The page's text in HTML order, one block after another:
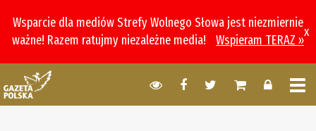
Wsparcie dla mediów Strefy Wolnego Słowa jest niezmiernie
ważne! Razem ratujmy niezależne media!
Wspieram TERAZ »
x